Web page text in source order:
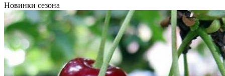
Новинки сезона